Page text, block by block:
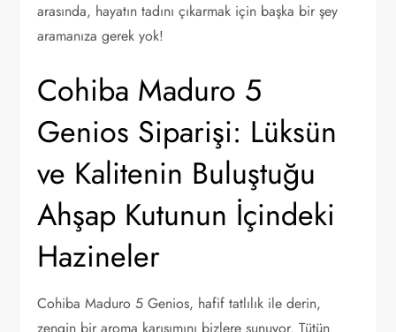
arasında, hayatın tadını çıkarmak için başka bir şey
aramanıza gerek yok!
Cohiba Maduro 5
Genios Siparişi: Lüksün
ve Kalitenin Buluştuğu
Ahşap Kutunun İçindeki
Hazineler
Cohiba Maduro 5 Genios, hafif tatlılık ile derin,